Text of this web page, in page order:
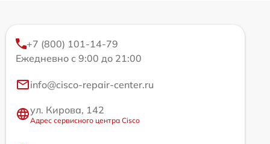
+7 (800) 101-14-79
Ежедневно с 9:00 до 21:00
info@cisco-repair-center.ru
ул. Кирова, 142
Адрес сервисного центра Cisco